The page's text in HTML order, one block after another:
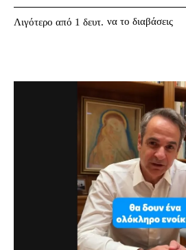
Λιγότερο από 1 δευτ. να το διαβάσεις